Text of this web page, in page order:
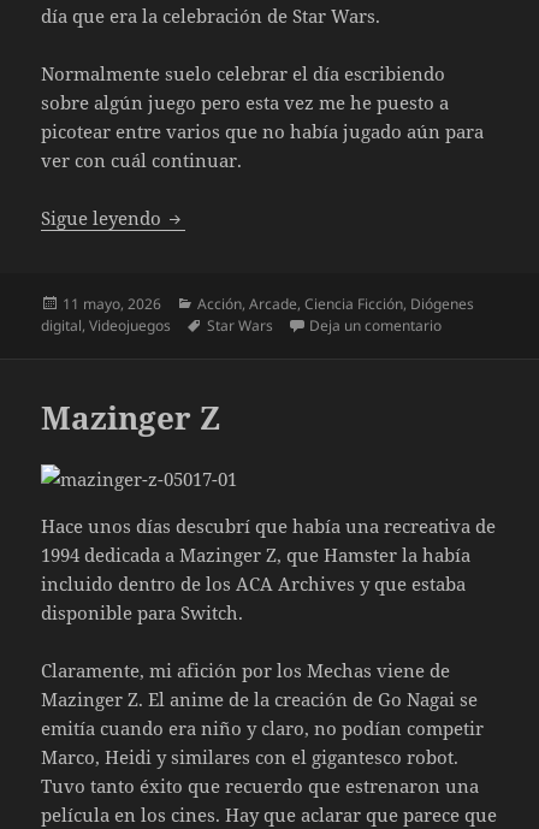
día que era la celebración de Star Wars.
Normalmente suelo celebrar el día escribiendo
sobre algún juego pero esta vez me he puesto a
picotear entre varios que no había jugado aún para
ver con cuál continuar.
Sigue leyendo El síndrome de Diógenes Digital. Especial
Publicado
el
11 mayo, 2026 Categorías
Acción,Arcade,Ciencia Ficción, Diógenes
digital,Videojuegos Etiquetas
Star Wars Deja un comentarioen El
Mazinger Z
Hace unos días descubrí que había una recreativa de
1994 dedicada a Mazinger Z, que Hamster la había
incluido dentro de los ACA Archives y que estaba
disponible para Switch.
Claramente, mi afición por los Mechas viene de
Mazinger Z. El anime de la creación de Go Nagai se
emitía cuando era niño y claro, no podían competir
Marco, Heidi y similares con el gigantesco robot.
Tuvo tanto éxito que recuerdo que estrenaron una
película en los cines. Hay que aclarar que parece que